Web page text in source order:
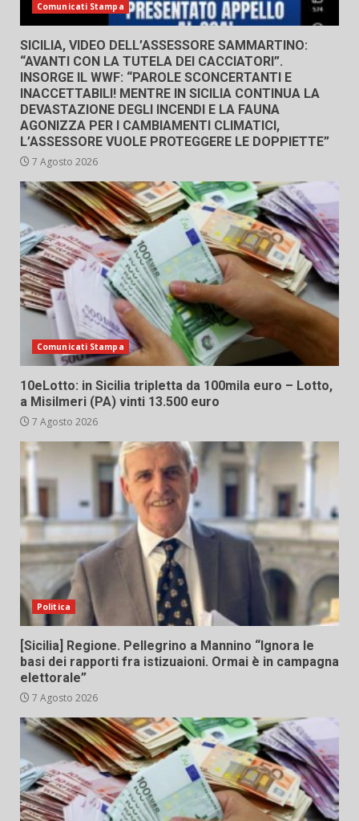
Comunicati Stampa
SICILIA, VIDEO DELL’ASSESSORE SAMMARTINO:
“AVANTI CON LA TUTELA DEI CACCIATORI”.
INSORGE IL WWF: “PAROLE SCONCERTANTI E
INACCETTABILI! MENTRE IN SICILIA CONTINUA LA
DEVASTAZIONE DEGLI INCENDI E LA FAUNA
AGONIZZA PER I CAMBIAMENTI CLIMATICI,
L’ASSESSORE VUOLE PROTEGGERE LE DOPPIETTE”
7 Agosto 2026
Comunicati Stampa
10eLotto: in Sicilia tripletta da 100mila euro – Lotto,
a Misilmeri (PA) vinti 13.500 euro
7 Agosto 2026
Politica
[Sicilia] Regione. Pellegrino a Mannino “Ignora le
basi dei rapporti fra istizuaioni. Ormai è in campagna
elettorale”
7 Agosto 2026